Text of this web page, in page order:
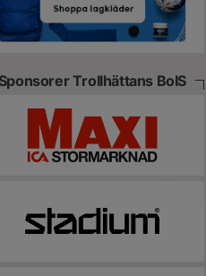
Sponsorer Trollhättans BoIS